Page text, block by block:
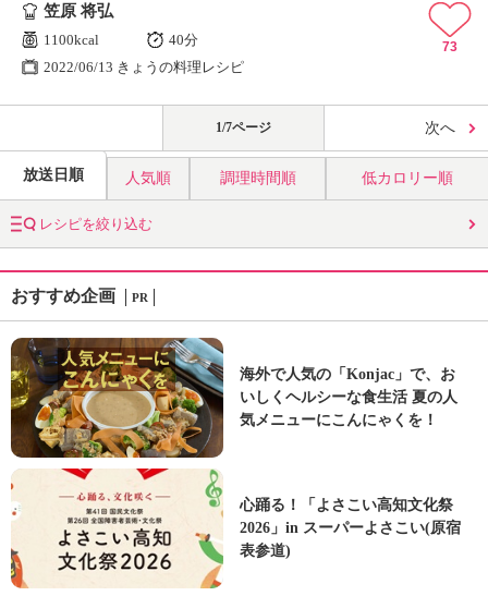
笠原 将弘
1100kcal
40分
2022/06/13 きょうの料理レシピ
73
1/7ページ 次へ
放送日順 人気順 調理時間順 低カロリー順
レシピを絞り込む
おすすめ企画 PR
海外で人気の「Konjac」で、お
いしくヘルシーな食生活 夏の人
気メニューにこんにゃくを！
心踊る！「よさこい高知文化祭
2026」in スーパーよさこい(原宿
表参道)